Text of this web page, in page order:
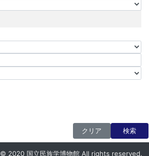
クリア 検索
© 2020 国立民族学博物館 All rights reserved.